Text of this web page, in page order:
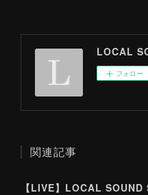
LOCAL
フォロー
関連記事